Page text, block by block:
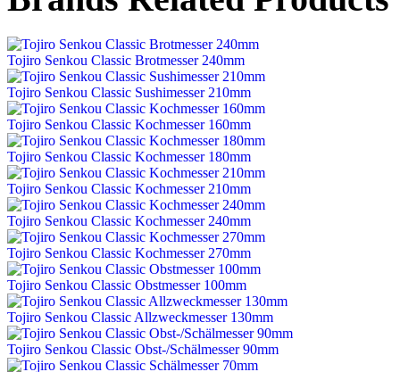
Tojiro Senkou Classic Brotmesser 240mm
Tojiro Senkou Classic Sushimesser 210mm
Tojiro Senkou Classic Kochmesser 160mm
Tojiro Senkou Classic Kochmesser 180mm
Tojiro Senkou Classic Kochmesser 210mm
Tojiro Senkou Classic Kochmesser 240mm
Tojiro Senkou Classic Kochmesser 270mm
Tojiro Senkou Classic Obstmesser 100mm
Tojiro Senkou Classic Allzweckmesser 130mm
Tojiro Senkou Classic Obst-/Schälmesser 90mm